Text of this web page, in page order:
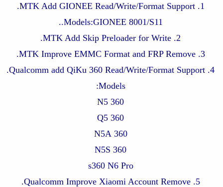
1. MTK Add GIONEE Read/Write/Format Support.
Models:GIONEE 8001/S11..
2. MTK Add Skip Preloader for Write.
3. MTK Improve EMMC Format and FRP Remove.
4. Qualcomm add QiKu 360 Read/Write/Format Support.
Models:
360 N5
360 Q5
360 N5A
360 N5S
s360 N6 Pro
5. Qualcomm Improve Xiaomi Account Remove.